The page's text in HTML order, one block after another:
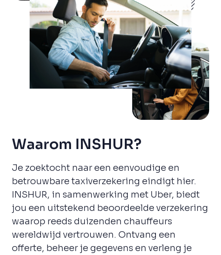
Waarom INSHUR?
Je zoektocht naar een eenvoudige en
betrouwbare taxiverzekering eindigt hier.
INSHUR, in samenwerking met Uber, biedt
jou een uitstekend beoordeelde verzekering
waarop reeds duizenden chauffeurs
wereldwijd vertrouwen. Ontvang een
offerte, beheer je gegevens en verleng je